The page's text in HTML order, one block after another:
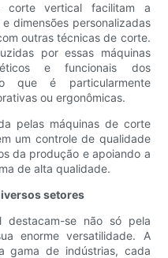
corte vertical facilitam a
dimensões personalizadas
outras técnicas de corte.
por essas máquinas
e funcionais dos
que é particularmente
ou ergonômicas.
pelas máquinas de corte
um controle de qualidade
da produção e apoiando a
de alta qualidade.
setores
destacam-se não só pela
enorme versatilidade. A
gama de indústrias, cada